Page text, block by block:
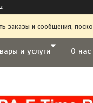
заказы и сообщения,
и услуги О нас